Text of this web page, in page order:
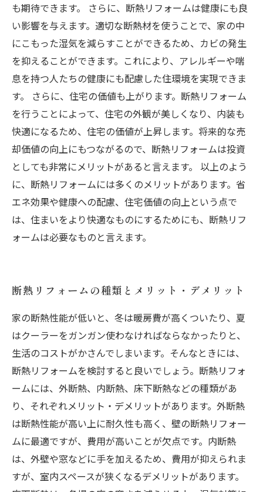
も期待できます。 さらに、断熱リフォームは健康にも良
い影響を与えます。適切な断熱材を使うことで、家の中
にこもった湿気を減らすことができるため、カビの発生
を抑えることができます。これにより、アレルギーや喘
息を持つ人たちの健康にも配慮した住環境を実現できま
す。 さらに、住宅の価値も上がります。断熱リフォーム
を行うことによって、住宅の外観が美しくなり、内装も
快適になるため、住宅の価値が上昇します。将来的な売
却価値の向上にもつながるので、断熱リフォームは投資
としても非常にメリットがあると言えます。 以上のよう
に、断熱リフォームには多くのメリットがあります。省
エネ効果や健康への配慮、住宅価値の向上という点で
は、住まいをより快適なものにするためにも、断熱リフ
ォームは必要なものと言えます。
断熱リフォームの種類とメリット・デメリット
家の断熱性能が低いと、冬は暖房費が高くついたり、夏
はクーラーをガンガン使わなければならなかったりと、
生活のコストがかさんでしまいます。そんなときには、
断熱リフォームを検討すると良いでしょう。断熱リフォ
ームには、外断熱、内断熱、床下断熱などの種類があ
り、それぞれメリット・デメリットがあります。外断熱
は断熱性能が高い上に耐久性も高く、壁の断熱リフォー
ムに最適ですが、費用が高いことが欠点です。内断熱
は、外壁や窓などに手を加えるため、費用が抑えられま
すが、室内スペースが狭くなるデメリットがあります。